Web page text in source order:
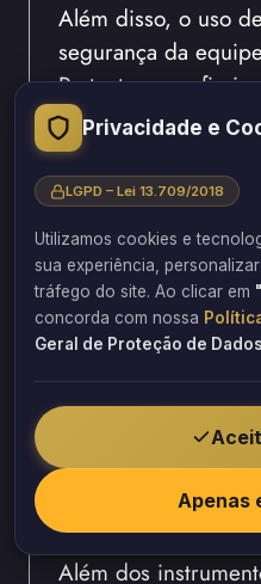
Além disso, o uso
segurança da
Portanto, o
necessidade de
obtém registros mais
Dessa forma, a
tornar o laudo
completo.
precisam sempre
um profissional
da estrutura.
Equipamentos
o
Além dos
Privacidade e
LGPD – Lei 13.709/2018
Utilizamos cookies e
sua experiência,
tráfego do site. Ao clicar em
concorda com nossa
Geral de Proteção de
Apenas